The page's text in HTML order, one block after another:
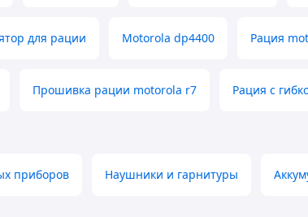
для рации Motorola dp4400 Рация
Прошивка рации motorola r7 Рация с
приборов Наушники и гарнитуры